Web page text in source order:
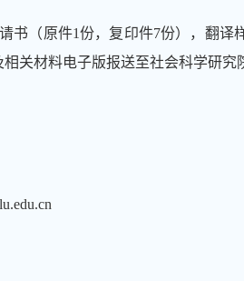
书（原件1份，复印件7份） ， 翻译
相关材料电子版报送至社会科学研究